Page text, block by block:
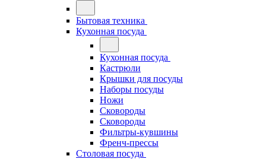
Бытовая техника
Кухонная посуда
Кухонная посуда
Кастрюли
Крышки для посуды
Наборы посуды
Ножи
Сковороды
Сковороды
Фильтры-кувшины
Френч-прессы
Столовая посуда